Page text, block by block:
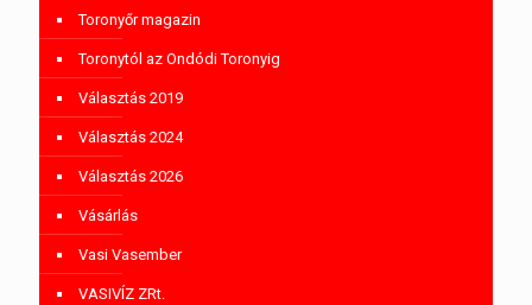
Toronyőr magazin
Toronytól az Ondódi Toronyig
Választás 2019
Választás 2024
Választás 2026
Vásárlás
Vasi Vasember
VASIVÍZ ZRt.